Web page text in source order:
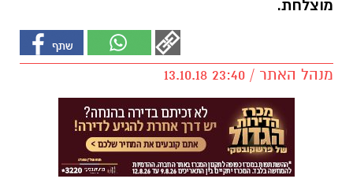
מוצלחת.
מנהל האתר / 23:40 13.10.18